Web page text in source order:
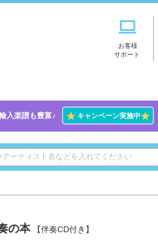
お客様
サポート
入楽譜も豊富♪ ★キャンペーン実施中★
の本 【伴奏CD付き】